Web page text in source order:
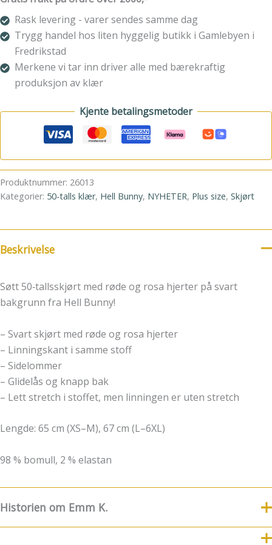
Rask levering - varer sendes samme dag
Trygg handel hos liten hyggelig butikk i Gamlebyen i
Fredrikstad
Merkene vi tar inn driver alle med bærekraftig
produksjon av klær
Kjente betalingsmetoder
Produktnummer: 26013
Kategorier: 50-talls klær, Hell Bunny, NYHETER, Plus size, Skjørt
Beskrivelse
Søtt 50‑tallsskjørt med røde og rosa hjerter på svart
bakgrunn fra Hell Bunny!
– Svart skjørt med røde og rosa hjerter
– Linningskant i samme stoff
– Sidelommer
– Glidelås og knapp bak
– Lett stretch i stoffet, men linningen er uten stretch
Lengde: 65 cm (XS–M), 67 cm (L–6XL)
98 % bomull, 2 % elastan
Historien om Emm K.